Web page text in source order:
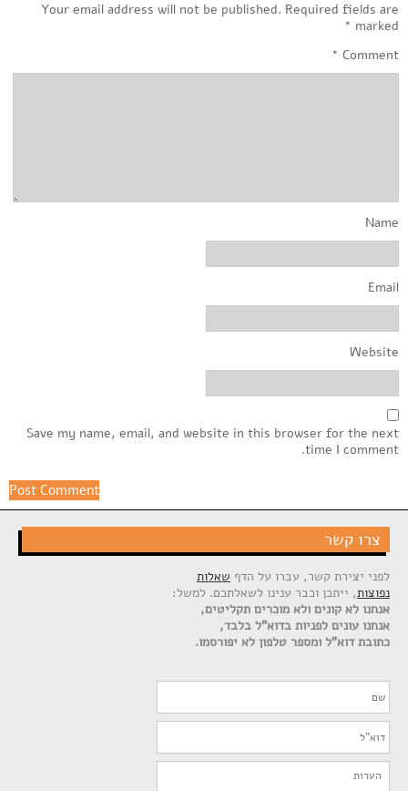
Your email address will not be published. Required fields are
marked
*
Comment
*
Name
Email
Website
Save my name, email, and website in this browser for the next
time I comment.
צרו קשר
לפני יצירת קשר, עברו על הדף שאלות
נפוצות, ייתכן וכבר ענינו לשאלתכם. למשל:
אנחנו לא קונים ולא מוכרים תקליטים,
אנחנו עונים לפניות בדוא"ל בלבד,
כתובת דוא"ל ומספר טלפון לא יפורסמו.